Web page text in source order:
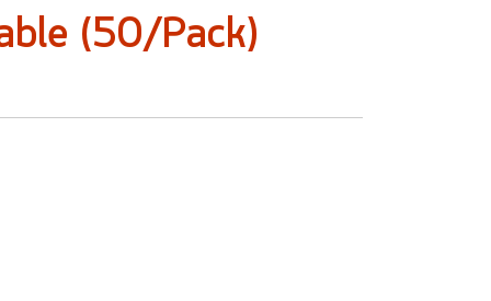
(50/Pack)